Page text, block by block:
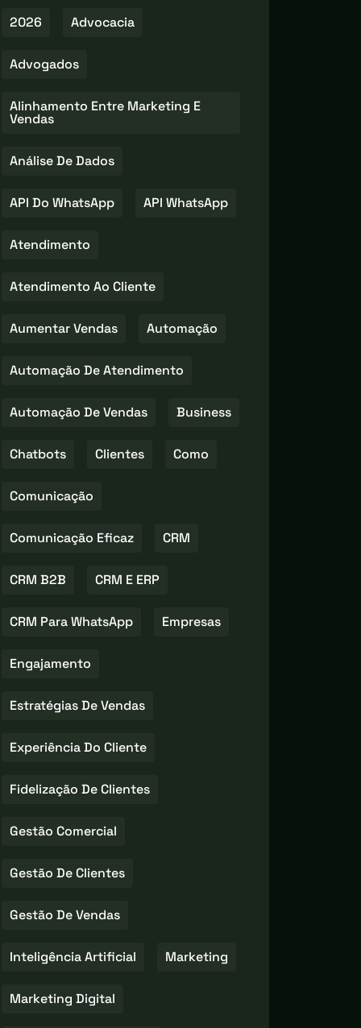
2026 Advocacia
Advogados
Alinhamento Entre Marketing E
Vendas
Análise De Dados
API Do WhatsApp API WhatsApp
Atendimento
Atendimento Ao Cliente
Aumentar Vendas Automação
Automação De Atendimento
Automação De Vendas Business
Chatbots Clientes Como
Comunicação
Comunicação Eficaz CRM
CRM B2B CRM E ERP
CRM Para WhatsApp Empresas
Engajamento
Estratégias De Vendas
Experiência Do Cliente
Fidelização De Clientes
Gestão Comercial
Gestão De Clientes
Gestão De Vendas
Inteligência Artificial Marketing
Marketing Digital